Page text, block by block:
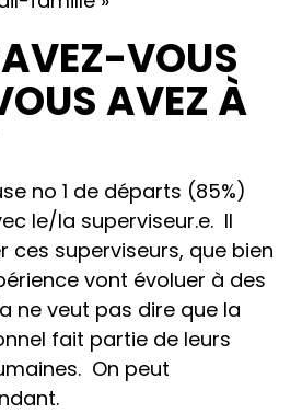
VOUS
AVEZ À
no 1 de départs (85%)
le/la superviseur.e. Il
superviseurs, que bien
vont évoluer à des
ne veut pas dire que la
fait partie de leurs
On peut